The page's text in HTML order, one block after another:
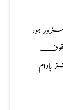
ہو،
بادام